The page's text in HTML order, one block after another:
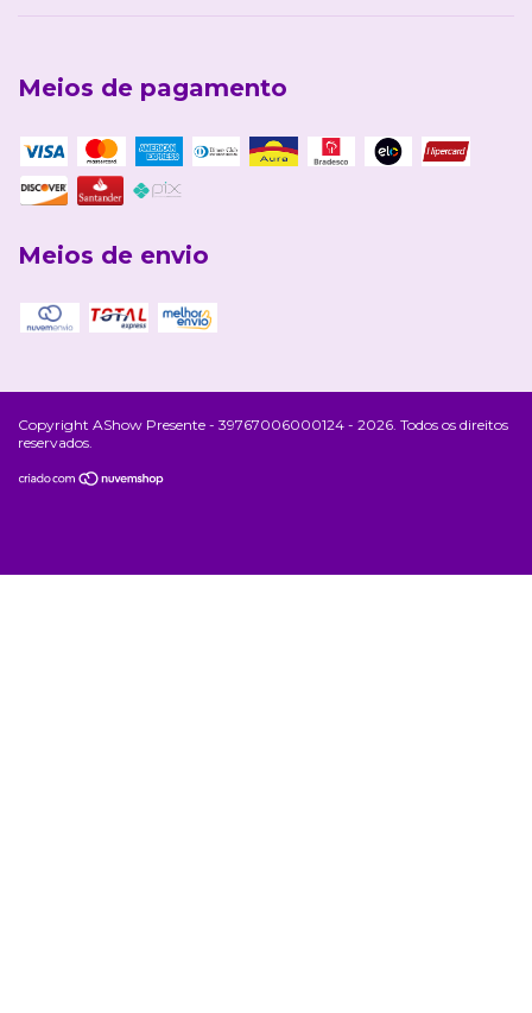
Meios de pagamento
Meios de envio
Copyright AShow Presente - 39767006000124 - 2026. Todos os direitos
reservados.